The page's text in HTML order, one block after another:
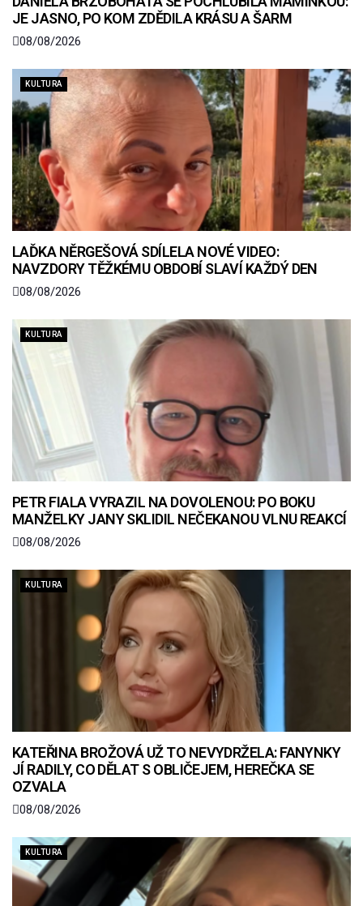
JE JASNO, PO KOM ZDĚDILA KRÁSU A ŠARM
08/08/2026
KULTURA
LAĎKA NĚRGEŠOVÁ SDÍLELA NOVÉ VIDEO:
NAVZDORY TĚŽKÉMU OBDOBÍ SLAVÍ KAŽDÝ DEN
08/08/2026
KULTURA
PETR FIALA VYRAZIL NA DOVOLENOU: PO BOKU
MANŽELKY JANY SKLIDIL NEČEKANOU VLNU REAKCÍ
08/08/2026
KULTURA
KATEŘINA BROŽOVÁ UŽ TO NEVYDRŽELA: FANYNKY
JÍ RADILY, CO DĚLAT S OBLIČEJEM, HEREČKA SE
OZVALA
08/08/2026
KULTURA